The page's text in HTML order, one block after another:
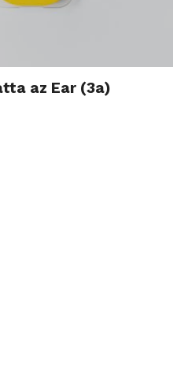
az Ear (3a)